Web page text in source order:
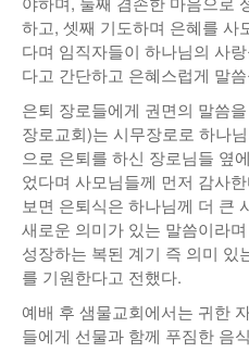
하고, 셋째 기도하며 은혜를 사
다며 임직자들이 하나님의 사
다고 간단하고 은혜스럽게 말
은퇴 장로들에게 권면의 말씀
장로교회)는 시무장로로 하나
으로 은퇴를 하신 장로님들 옆
었다며 사모님들께 먼저 감사
보면 은퇴식은 하나님께 더 큰
새로운 의미가 있는 말씀이라
성장하는 복된 계기 즉 의미 있
를 기원한다고 전했다.
예배 후 샘물교회에서는 귀한
들에게 선물과 함께 푸짐한 음